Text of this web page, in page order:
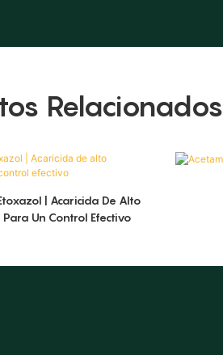
Relacionados
| Acaricida De Alto
Un Control Efectivo